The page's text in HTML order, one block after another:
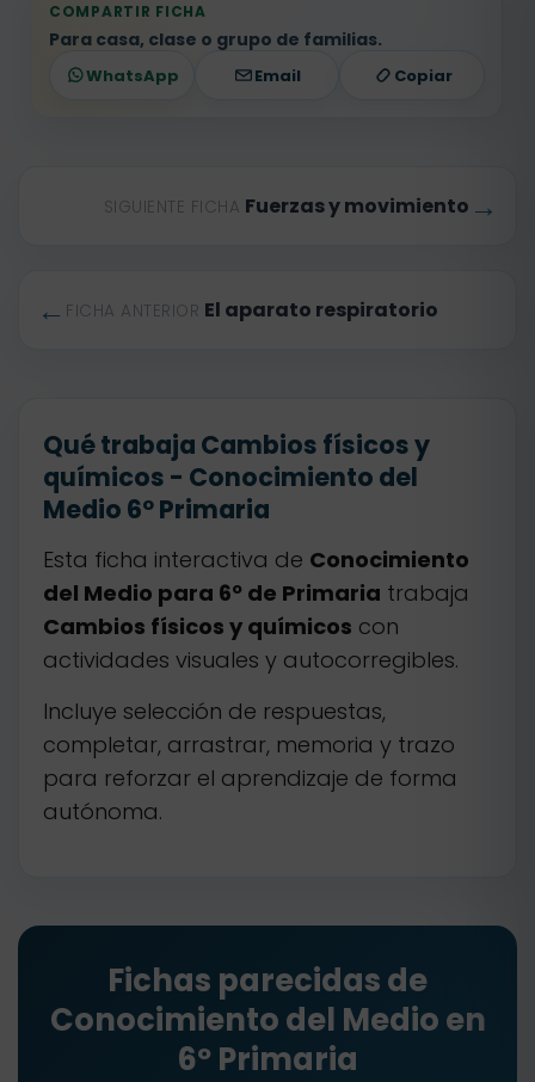
COMPARTIR FICHA
Para casa, clase o grupo de familias.
WhatsApp Email Copiar
← FICHA ANTERIOR El aparato respiratorio
SIGUIENTE FICHA Fuerzas y movimiento →
Qué trabaja Cambios físicos y
químicos - Conocimiento del
Medio 6º Primaria
Esta ficha interactiva de Conocimiento
del Medio para 6º de Primaria trabaja
Cambios físicos y químicos con
actividades visuales y autocorregibles.
Incluye selección de respuestas,
completar, arrastrar, memoria y trazo
para reforzar el aprendizaje de forma
autónoma.
Fichas parecidas de
Conocimiento del Medio en
6º Primaria